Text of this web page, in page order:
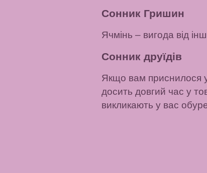
Сонник Гришин
Ячмінь – вигода від
Сонник друїдів
Якщо вам приснилося
досить довгий час у
викликають у вас